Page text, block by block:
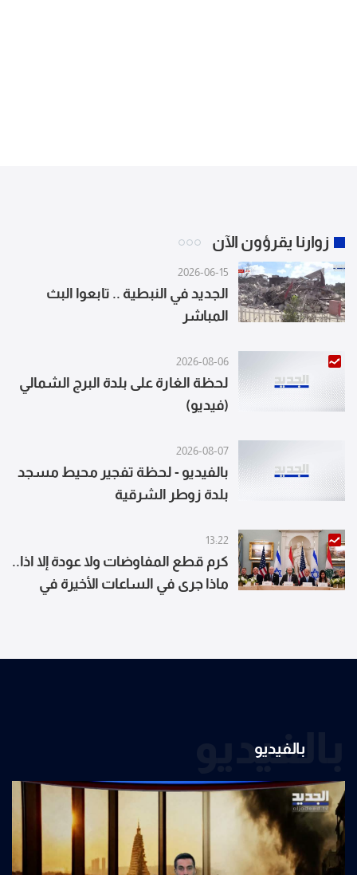
زوارنا يقرؤون الآن
2026-06-15
الجديد في النبطية .. تابعوا البث
المباشر
2026-08-06
لحظة الغارة على بلدة البرج الشمالي
(فيديو)
2026-08-07
بالفيديو - لحظة تفجير محيط مسجد
بلدة زوطر الشرقية
13:22
كرم قطع المفاوضات ولا عودة إلا اذا..
ماذا جرى في الساعات الأخيرة في
بالفيديو
بالفيديو